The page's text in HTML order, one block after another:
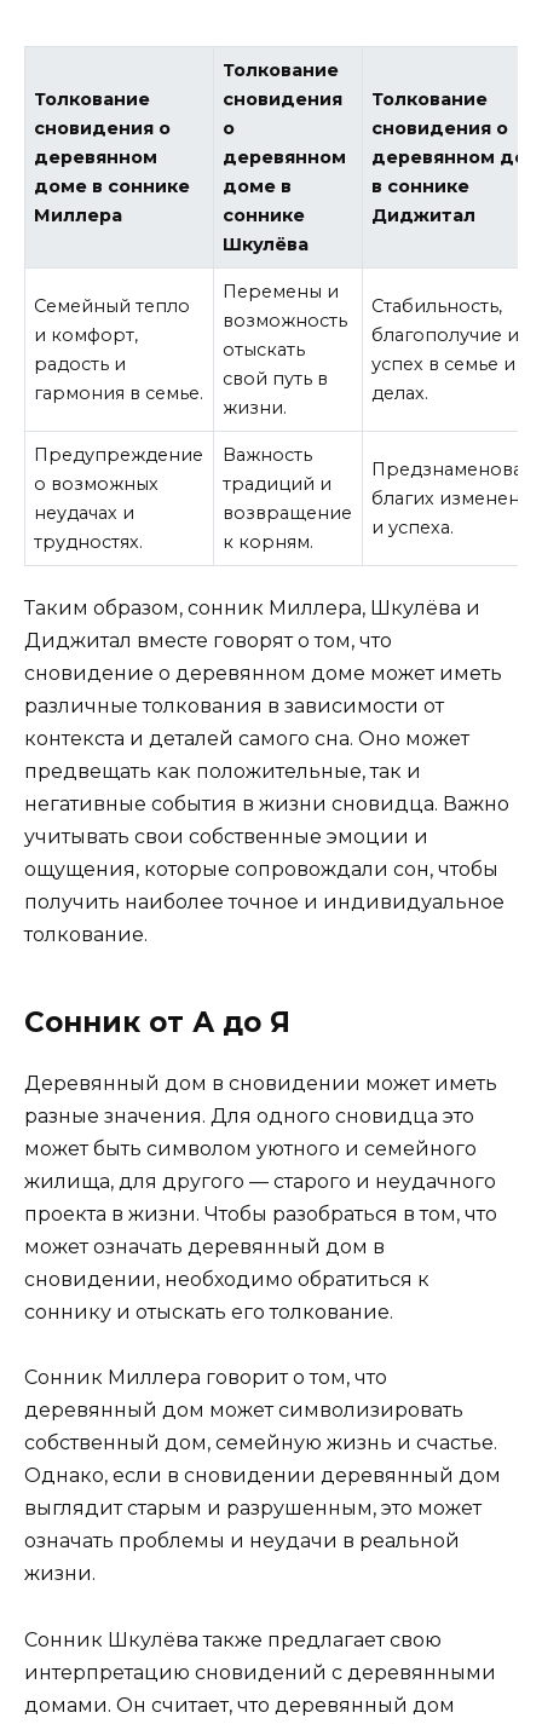
Толкование
сновидения о
деревянном
доме в соннике
Миллера
Толкование
сновидения
о
деревянном
доме в
соннике
Шкулёва
Толкование
сновидения о
деревянном
в соннике
Диджитал
Семейный тепло
и комфорт,
радость и
гармония в семье.
Перемены и
возможность
отыскать
свой путь в
жизни.
Стабильность,
благополучие и
успех в семье и
делах.
Предупреждение
о возможных
неудачах и
трудностях.
Важность
традиций и
возвращение
к корням.
благих
и успеха.
Таким образом, сонник Миллера, Шкулёва и
Диджитал вместе говорят о том, что
сновидение о деревянном доме может иметь
различные толкования в зависимости от
контекста и деталей самого сна. Оно может
предвещать как положительные, так и
негативные события в жизни сновидца. Важно
учитывать свои собственные эмоции и
ощущения, которые сопровождали сон, чтобы
получить наиболее точное и индивидуальное
толкование.
Сонник от А до Я
Деревянный дом в сновидении может иметь
разные значения. Для одного сновидца это
может быть символом уютного и семейного
жилища, для другого — старого и неудачного
проекта в жизни. Чтобы разобраться в том, что
может означать деревянный дом в
сновидении, необходимо обратиться к
соннику и отыскать его толкование.
Сонник Миллера говорит о том, что
деревянный дом может символизировать
собственный дом, семейную жизнь и счастье.
Однако, если в сновидении деревянный дом
выглядит старым и разрушенным, это может
означать проблемы и неудачи в реальной
жизни.
Сонник Шкулёва также предлагает свою
интерпретацию сновидений с деревянными
домами. Он считает, что деревянный дом